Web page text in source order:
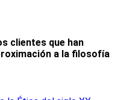
clientes que han
a la filosofía